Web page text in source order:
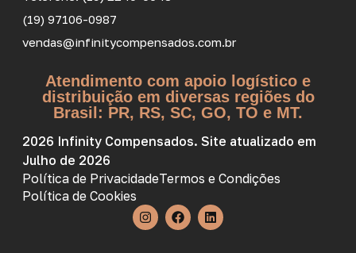
(19) 97106-0987
vendas@infinitycompensados.com.br
Atendimento com apoio logístico e
distribuição em diversas regiões do
Brasil: PR, RS, SC, GO, TO e MT.
2026 Infinity Compensados. Site atualizado em
Julho de 2026
Política de PrivacidadeTermos e Condições
Política de Cookies